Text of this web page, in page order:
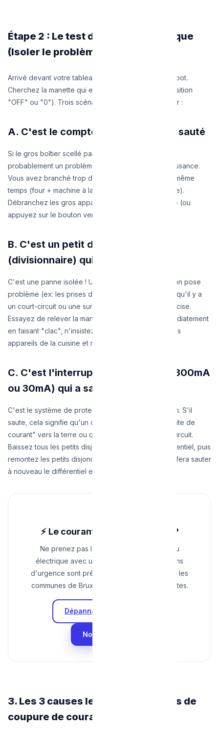
Étape 2 : Le test du tableau électrique
(Isoler le problème)
Arrivé devant votre tableau électrique, ouvrez le capot.
Cherchez la manette qui est tombée vers le bas (position
"OFF" ou "0"). Trois scénarios peuvent se présenter :
A. C'est le compteur principal qui a sauté
Si le gros boîtier scellé par Sibelga a sauté, c'est
probablement un problème de dépassement de puissance.
Vous avez branché trop d'appareils gourmands en même
temps (four + machine à laver + chauffage électrique).
Débranchez les gros appareils et relevez la manette (ou
appuyez sur le bouton vert du compteur intelligent).
B. C'est un petit disjoncteur
(divisionnaire) qui est en bas
C'est une panne isolée ! Une seule zone de la maison pose
problème (ex: les prises de la cuisine). Cela signifie qu'il y a
un court-circuit ou une surcharge sur cette ligne précise.
Essayez de relever la manette. Si elle retombe immédiatement
en faisant "clac", n'insistez pas ! Débranchez tous les
appareils de la cuisine et réessayez.
C. C'est l'interrupteur différentiel (300mA
ou 30mA) qui a sauté
C'est le système de protection contre l'électrocution. S'il
saute, cela signifie qu'un de vos appareils a une "fuite de
courant" vers la terre ou qu'il y a de l'eau dans un circuit.
Baissez tous les petits disjoncteurs, relevez le différentiel, puis
remontez les petits disjoncteurs un par un. Celui qui fera sauter
à nouveau le différentiel est le coupable !
⚡ Le courant refuse de revenir ?
Ne prenez pas le risque d'ouvrir le tableau
électrique avec un tournevis. Nos électriciens
d'urgence sont prêts à intervenir dans toutes les
communes de Bruxelles en moins de 30 minutes.
Dépannage Urgence 24/7
Nous contacter
3. Les 3 causes les plus fréquentes de
coupure de courant à Bruxelles